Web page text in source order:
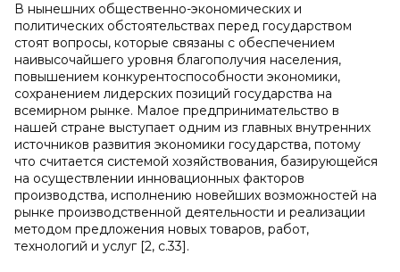
В нынешних общественно-экономических и
политических обстоятельствах перед государством
стоят вопросы, которые связаны с обеспечением
наивысочайшего уровня благополучия населения,
повышением конкурентоспособности экономики,
сохранением лидерских позиций государства на
всемирном рынке. Малое предпринимательство в
нашей стране выступает одним из главных внутренних
источников развития экономики государства, потому
что считается системой хозяйствования, базирующейся
на осуществлении инновационных факторов
производства, исполнению новейших возможностей на
рынке производственной деятельности и реализации
методом предложения новых товаров, работ,
технологий и услуг [2, с.33].